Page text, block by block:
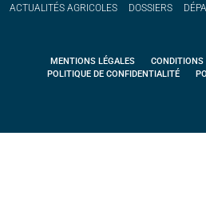
ACTUALITÉS AGRICOLES DOSSIERS
MENTIONS LÉGALES
CONDITIONS
POLITIQUE DE CONFIDENTIALITÉ